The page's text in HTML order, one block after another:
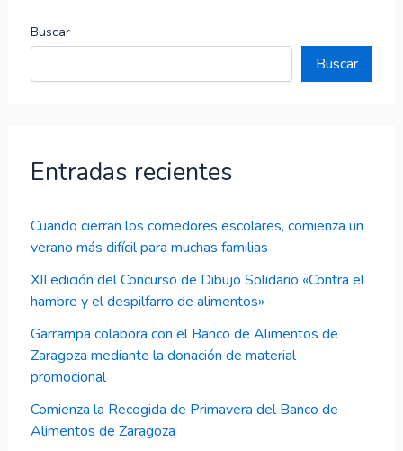
Buscar
Buscar
Entradas recientes
Cuando cierran los comedores escolares, comienza un
verano más difícil para muchas familias
XII edición del Concurso de Dibujo Solidario «Contra el
hambre y el despilfarro de alimentos»
Garrampa colabora con el Banco de Alimentos de
Zaragoza mediante la donación de material
promocional
Comienza la Recogida de Primavera del Banco de
Alimentos de Zaragoza